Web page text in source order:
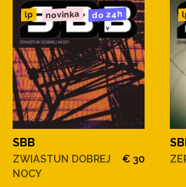
lp novinka do 24h
SBB
ZWIASTUN DOBREJ
NOCY
€ 30